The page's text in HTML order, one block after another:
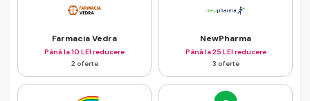
Farmacia Vedra
Până la 10 LEI reducere
2 oferte
NewPharma
Până la 25 LEI reducere
3 oferte